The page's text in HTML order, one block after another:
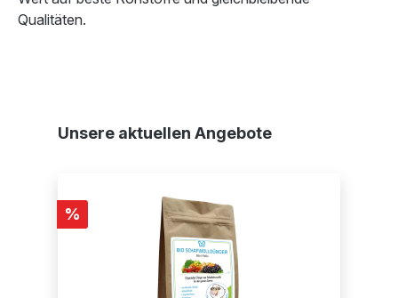
Qualitäten.
Produktgalerie überspringen
Unsere aktuellen Angebote
Rabatt
%